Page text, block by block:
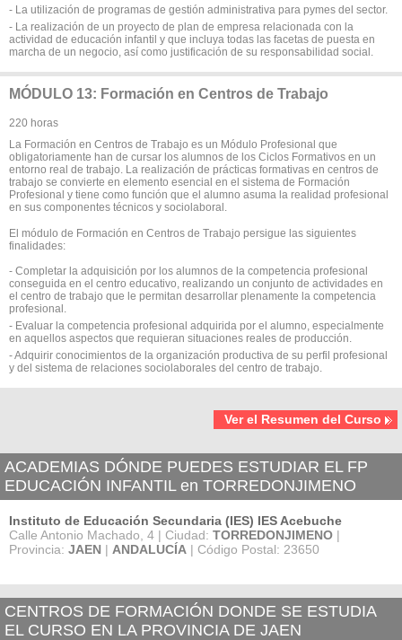
- La utilización de programas de gestión administrativa para pymes del sector.
- La realización de un proyecto de plan de empresa relacionada con la
actividad de educación infantil y que incluya todas las facetas de puesta en
marcha de un negocio, así como justificación de su responsabilidad social.
MÓDULO 13: Formación en Centros de Trabajo
220 horas
La Formación en Centros de Trabajo es un Módulo Profesional que
obligatoriamente han de cursar los alumnos de los Ciclos Formativos en un
entorno real de trabajo. La realización de prácticas formativas en centros de
trabajo se convierte en elemento esencial en el sistema de Formación
Profesional y tiene como función que el alumno asuma la realidad profesional
en sus componentes técnicos y sociolaboral.
El módulo de Formación en Centros de Trabajo persigue las siguientes
finalidades:
- Completar la adquisición por los alumnos de la competencia profesional
conseguida en el centro educativo, realizando un conjunto de actividades en
el centro de trabajo que le permitan desarrollar plenamente la competencia
profesional.
- Evaluar la competencia profesional adquirida por el alumno, especialmente
en aquellos aspectos que requieran situaciones reales de producción.
- Adquirir conocimientos de la organización productiva de su perfil profesional
y del sistema de relaciones sociolaborales del centro de trabajo.
Ver el Resumen del Curso
ACADEMIAS DÓNDE PUEDES ESTUDIAR EL FP
EDUCACIÓN INFANTIL en TORREDONJIMENO
Instituto de Educación Secundaria (IES) IES Acebuche
Calle Antonio Machado, 4 | Ciudad: TORREDONJIMENO |
Provincia: JAEN | ANDALUCÍA | Código Postal: 23650
CENTROS DE FORMACIÓN DONDE SE ESTUDIA
EL CURSO EN LA PROVINCIA DE JAEN